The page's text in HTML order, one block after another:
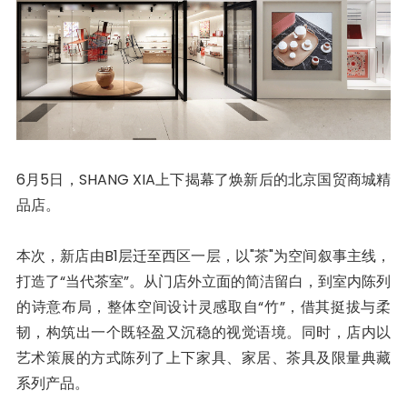
6月5日，SHANG XIA上下揭幕了焕新后的北京国贸商城精
品店。
本次，新店由B1层迁至西区一层，以"茶"为空间叙事主线，
打造了“当代茶室”。从门店外立面的简洁留白，到室内陈列
的诗意布局，整体空间设计灵感取自“竹”，借其挺拔与柔
韧，构筑出一个既轻盈又沉稳的视觉语境。同时，店内以
艺术策展的方式陈列了上下家具、家居、茶具及限量典藏
系列产品。